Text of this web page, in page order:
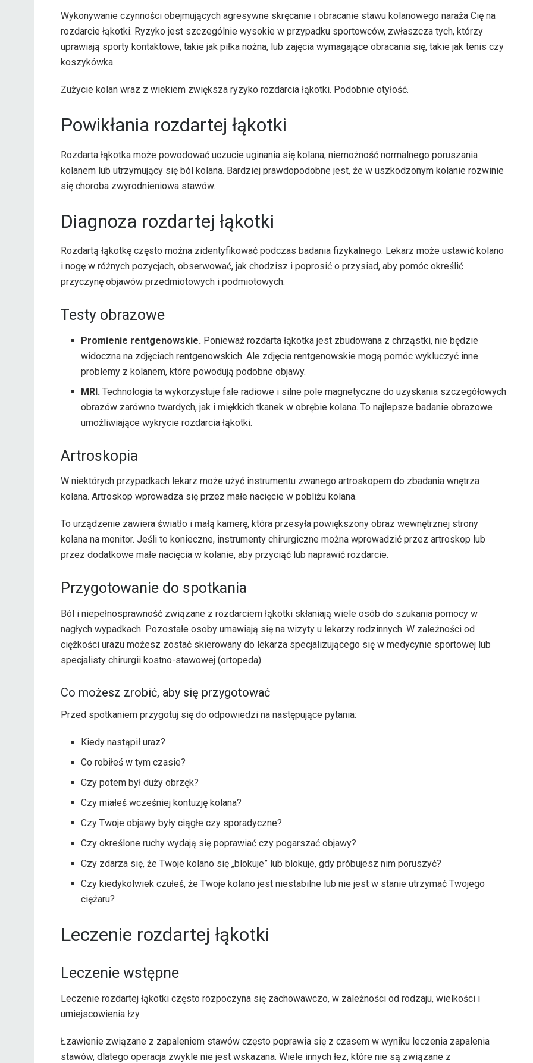
Wykonywanie czynności obejmujących agresywne skręcanie i obracanie stawu kolanowego naraża Cię na
rozdarcie łąkotki. Ryzyko jest szczególnie wysokie w przypadku sportowców, zwłaszcza tych, którzy
uprawiają sporty kontaktowe, takie jak piłka nożna, lub zajęcia wymagające obracania się, takie jak tenis czy
koszykówka.
Zużycie kolan wraz z wiekiem zwiększa ryzyko rozdarcia łąkotki. Podobnie otyłość.
Powikłania rozdartej łąkotki
Rozdarta łąkotka może powodować uczucie uginania się kolana, niemożność normalnego poruszania
kolanem lub utrzymujący się ból kolana. Bardziej prawdopodobne jest, że w uszkodzonym kolanie rozwinie
się choroba zwyrodnieniowa stawów.
Diagnoza rozdartej łąkotki
Rozdartą łąkotkę często można zidentyfikować podczas badania fizykalnego. Lekarz może ustawić kolano
i nogę w różnych pozycjach, obserwować, jak chodzisz i poprosić o przysiad, aby pomóc określić
przyczynę objawów przedmiotowych i podmiotowych.
Testy obrazowe
Promienie rentgenowskie. Ponieważ rozdarta łąkotka jest zbudowana z chrząstki, nie będzie
widoczna na zdjęciach rentgenowskich. Ale zdjęcia rentgenowskie mogą pomóc wykluczyć inne
problemy z kolanem, które powodują podobne objawy.
MRI. Technologia ta wykorzystuje fale radiowe i silne pole magnetyczne do uzyskania szczegółowych
obrazów zarówno twardych, jak i miękkich tkanek w obrębie kolana. To najlepsze badanie obrazowe
umożliwiające wykrycie rozdarcia łąkotki.
Artroskopia
W niektórych przypadkach lekarz może użyć instrumentu zwanego artroskopem do zbadania wnętrza
kolana. Artroskop wprowadza się przez małe nacięcie w pobliżu kolana.
To urządzenie zawiera światło i małą kamerę, która przesyła powiększony obraz wewnętrznej strony
kolana na monitor. Jeśli to konieczne, instrumenty chirurgiczne można wprowadzić przez artroskop lub
przez dodatkowe małe nacięcia w kolanie, aby przyciąć lub naprawić rozdarcie.
Przygotowanie do spotkania
Ból i niepełnosprawność związane z rozdarciem łąkotki skłaniają wiele osób do szukania pomocy w
nagłych wypadkach. Pozostałe osoby umawiają się na wizyty u lekarzy rodzinnych. W zależności od
ciężkości urazu możesz zostać skierowany do lekarza specjalizującego się w medycynie sportowej lub
specjalisty chirurgii kostno-stawowej (ortopeda).
Co możesz zrobić, aby się przygotować
Przed spotkaniem przygotuj się do odpowiedzi na następujące pytania:
Kiedy nastąpił uraz?
Co robiłeś w tym czasie?
Czy potem był duży obrzęk?
Czy miałeś wcześniej kontuzję kolana?
Czy Twoje objawy były ciągłe czy sporadyczne?
Czy określone ruchy wydają się poprawiać czy pogarszać objawy?
Czy zdarza się, że Twoje kolano się „blokuje” lub blokuje, gdy próbujesz nim poruszyć?
Czy kiedykolwiek czułeś, że Twoje kolano jest niestabilne lub nie jest w stanie utrzymać Twojego
ciężaru?
Leczenie rozdartej łąkotki
Leczenie wstępne
Leczenie rozdartej łąkotki często rozpoczyna się zachowawczo, w zależności od rodzaju, wielkości i
umiejscowienia łzy.
Łzawienie związane z zapaleniem stawów często poprawia się z czasem w wyniku leczenia zapalenia
stawów, dlatego operacja zwykle nie jest wskazana. Wiele innych łez, które nie są związane z